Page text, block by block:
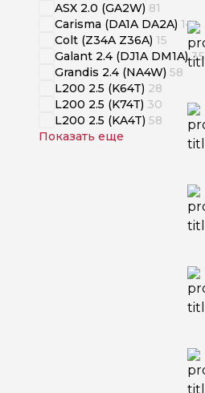
ASX 2.0 (GA2W) 81
Carisma (DA1A DA2A) 14
Colt (Z34A Z36A) 15
Galant 2.4 (DJ1A DM1A)35
Grandis 2.4 (NA4W) 58
L200 2.5 (K64T) 28
L200 2.5 (K74T) 30
L200 2.5 (KA4T) 58
Показать еще